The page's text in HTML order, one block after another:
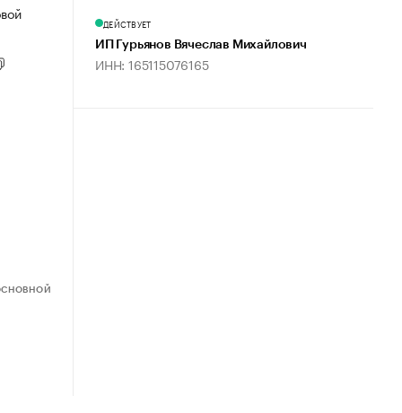
ДЕЙСТВУЕТ
ИП Гурьянов Вячеслав Михайлович
ИНН: 165115076165